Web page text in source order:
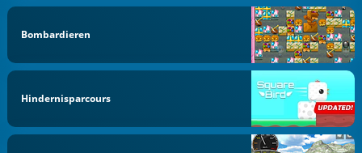
Bombardieren
Hindernisparcours